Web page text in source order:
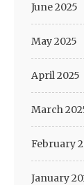
June 2025
May 2025
April 2025
March
February
January